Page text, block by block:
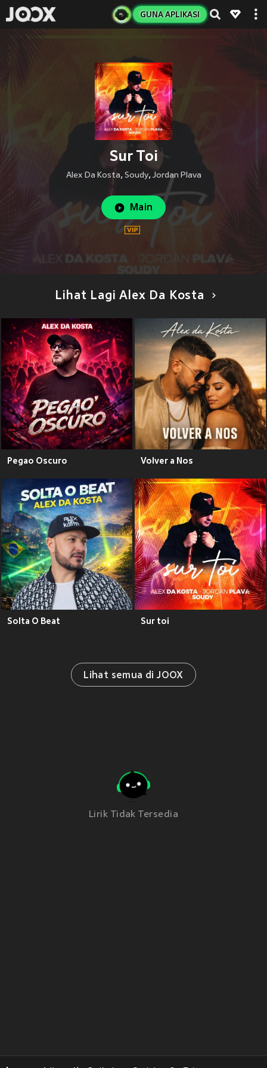
GUNA APLIKASI
Sur Toi
Alex Da Kosta, Soudy, Jordan Plava
Main
Lihat Lagi Alex Da Kosta
Pegao Oscuro Volver a Nos
Solta O Beat Sur toi
Lihat semua di JOOX
Lirik Tidak Tersedia